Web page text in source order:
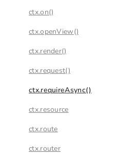
ctx.on()
ctx.openView()
ctx.render()
ctx.request()
ctx.requireAsync()
ctx.resource
ctx.route
ctx.router